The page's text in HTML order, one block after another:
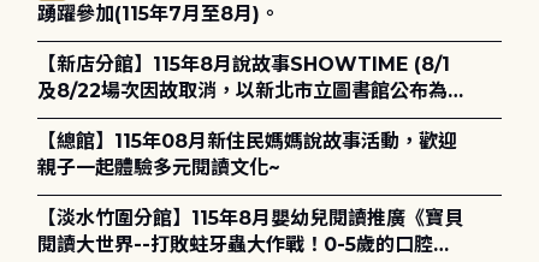
踴躍參加(115年7月至8月)。
【新店分館】115年8月說故事SHOWTIME (8/1
及8/22場次因故取消，以新北市立圖書館公布為
主)
【總館】115年08月新住民媽媽說故事活動，歡迎
親子一起體驗多元閱讀文化~
【淡水竹圍分館】115年8月嬰幼兒閱讀推廣《寶貝
閱讀大世界--打敗蛀牙蟲大作戰！0-5歲的口腔照